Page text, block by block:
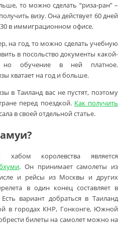
то можно сделать “риза-ран” –
визу. Она действует 60 дней
в иммиграционном офисе.
на год, то можно сделать учебную
в посольство документы какой-
обучение в ней платное.
хватает на год и больше.
в Таиланд вас не пустят, поэтому
перед поездкой. Как получить
в своей отдельной статье.
хабом королевства является
. Он принимает самолеты из
и рейсы из Москвы и других
в один конец составляет в
вариант добраться в Таиланд
в городах КНР, Гонконге, Южной
билеты на самолет можно на